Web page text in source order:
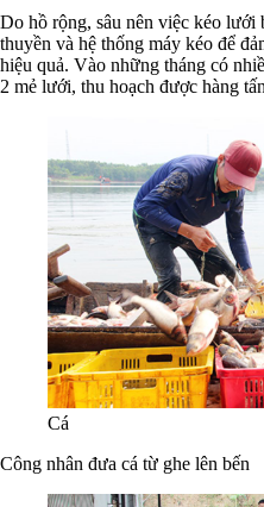
Do hồ rộng, sâu nên việc kéo lưới
thuyền và hệ thống máy kéo để
hiệu quả. Vào những tháng có
2 mẻ lưới, thu hoạch được hàng
Cá
Công nhân đưa cá từ ghe lên bến